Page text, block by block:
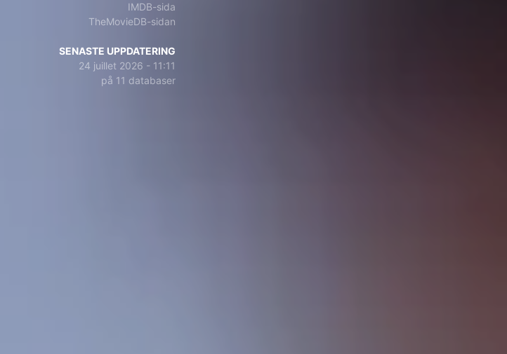
IMDB-sida
TheMovieDB-sidan
SENASTE UPPDATERING
24 juillet 2026 - 11:11
på 11 databaser